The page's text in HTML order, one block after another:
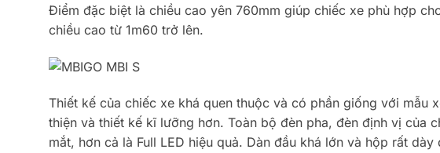
Điểm đặc biệt là chiều cao yên 760mm giúp chiếc xe phù hợp
chiều cao từ 1m60 trở lên.
Thiết kế của chiếc xe khá quen thuộc và có phần giống với mẫu
thiện và thiết kế kĩ lưỡng hơn. Toàn bộ đèn pha, đèn định vị của
mắt, hơn cả là Full LED hiệu quả. Dàn đầu khá lớn và hộp rất